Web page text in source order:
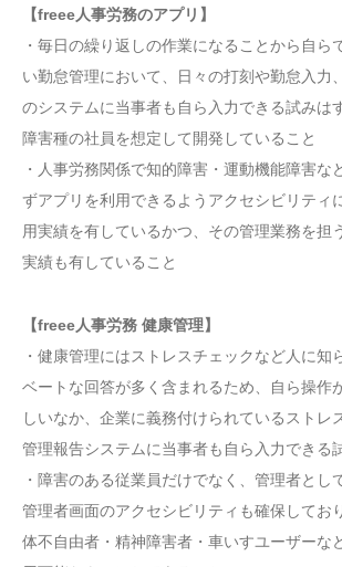
【freee人事労務のアプリ】
・毎日の繰り返しの作業になることから自ら
い勤怠管理において、日々の打刻や勤怠入力
のシステムに当事者も自ら入力できる試みは
障害種の社員を想定して開発していること
・人事労務関係で知的障害・運動機能障害な
ずアプリを利用できるようアクセシビリティ
用実績を有しているかつ、その管理業務を担
実績も有していること
【freee人事労務 健康管理】
・健康管理にはストレスチェックなど人に知
ベートな回答が多く含まれるため、自ら操作
しいなか、企業に義務付けられているストレ
管理報告システムに当事者も自ら入力できる
・障害のある従業員だけでなく、管理者とし
管理者画面のアクセシビリティも確保してお
体不自由者・精神障害者・車いすユーザーな